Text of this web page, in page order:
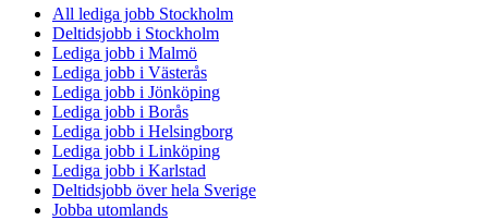
All lediga jobb Stockholm
Deltidsjobb i Stockholm
Lediga jobb i Malmö
Lediga jobb i Västerås
Lediga jobb i Jönköping
Lediga jobb i Borås
Lediga jobb i Helsingborg
Lediga jobb i Linköping
Lediga jobb i Karlstad
Deltidsjobb över hela Sverige
Jobba utomlands